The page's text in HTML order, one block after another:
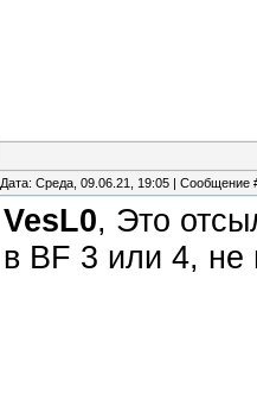
Дата: Среда, 09.06.21, 19:05 | Сообщение
VesL0, Это
в BF 3 или 4,